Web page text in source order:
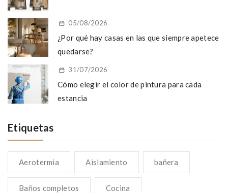
05/08/2026
¿Por qué hay casas en las que siempre apetece
quedarse?
31/07/2026
Cómo elegir el color de pintura para cada
estancia
Etiquetas
Aerotermia Aislamiento bañera
Baños completos Cocina